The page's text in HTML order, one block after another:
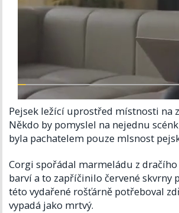
Pejsek ležící uprostřed místnosti na
Někdo by pomyslel na nejednu
byla pachatelem pouze mlsnost
Corgi spořádal marmeládu z
barví a to zapříčinilo červené skvrny
této vydařené rošťárně potřeboval
vypadá jako mrtvý.